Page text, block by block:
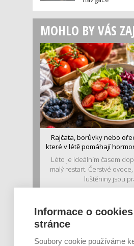
MOHLO BY VÁS
Rajčata, borůvky nebo
které v létě pomáhají
Léto je ideálním časem
malý restart. Čerstvé
luštěniny jsou
Informace o
stránce
Soubory cookie používáme